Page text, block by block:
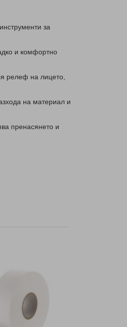
за
и комфортно
релеф на лицето,
на материал и
пренасянето и